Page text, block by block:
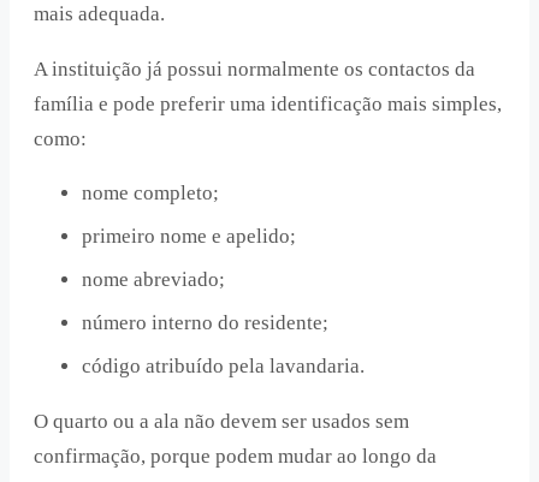
mais adequada.
A instituição já possui normalmente os contactos da
família e pode preferir uma identificação mais simples,
como:
nome completo;
primeiro nome e apelido;
nome abreviado;
número interno do residente;
código atribuído pela lavandaria.
O quarto ou a ala não devem ser usados sem
confirmação, porque podem mudar ao longo da